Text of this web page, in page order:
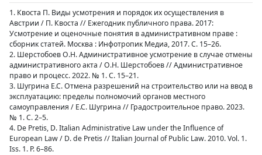
1. Квоста П. Виды усмотрения и порядок их осуществления в
Австрии / П. Квоста // Ежегодник публичного права. 2017:
Усмотрение и оценочные понятия в административном праве :
сборник статей. Москва : Инфотропик Медиа, 2017. С. 15–26.
2. Шерстобоев О.Н. Административное усмотрение в случае отмены
административного акта / О.Н. Шерстобоев // Административное
право и процесс. 2022. № 1. С. 15–21.
3. Шугрина Е.С. Отмена разрешений на строительство или на ввод в
эксплуатацию: пределы полномочий органов местного
самоуправления / Е.С. Шугрина // Градостроительное право. 2023.
№ 1. С. 2–5.
4. De Pretis, D. Italian Administrative Law under the Influence of
European Law / D. de Pretis // Italian Journal of Public Law. 2010. Vol. 1.
Iss. 1. P. 6–86.